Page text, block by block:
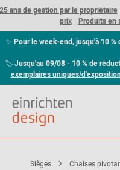
ans de gestion par le propriétaire
prix
Produits en
✨ Pour le week-end, jusqu'à 10
🏷Jusqu'au 09/08 - 10 % de
exemplaires uniques/
Sièges Chaises